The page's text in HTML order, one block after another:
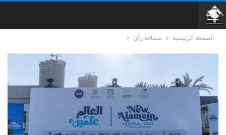
الصفحة الرئيسية مساحة رأي